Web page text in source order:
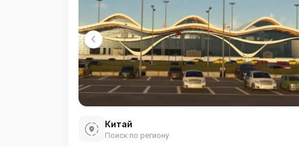
Китай
Поиск по региону